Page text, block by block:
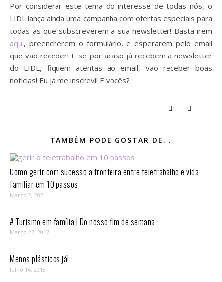
Por considerar este tema do interesse de todas nós, o
LIDL lança ainda uma campanha com ofertas especiais para
todas as que subscreverem a sua newsletter! Basta irem
aqui, preencherem o formulário, e esperarem pelo email
que vão receber! E se por acaso já recebem a newsletter
do LIDL, fiquem atentas ao email, vão receber boas
noticias! Eu já me inscrevi! E vocês?
TAMBÉM PODE GOSTAR DE...
Como gerir com sucesso a fronteira entre teletrabalho e vida
familiar em 10 passos⁣
Março 2, 2021
# Turismo em família | Do nosso fim de semana
Março 27, 2017
Menos plásticos já!
Julho 16, 2018